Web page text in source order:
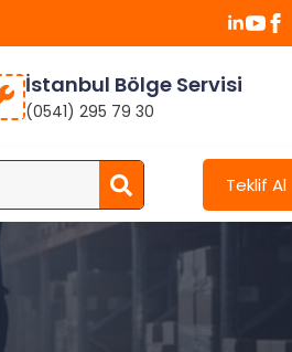
İstanbul Bölge Servisi
(0541) 295 79 30
Search
Teklif Al